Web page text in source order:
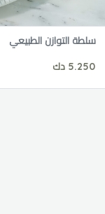
سلطة التوازن الطبيعي
5.250 دك